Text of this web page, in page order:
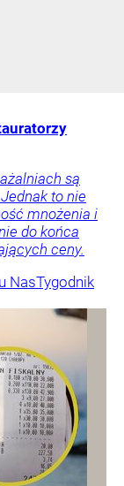
są
to nie
mnożenia i
do końca
ceny.
NasTygodnik